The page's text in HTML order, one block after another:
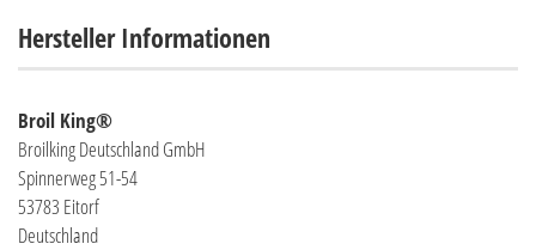
Hersteller Informationen
Broil King®
Broilking Deutschland GmbH
Spinnerweg 51-54
53783 Eitorf
Deutschland